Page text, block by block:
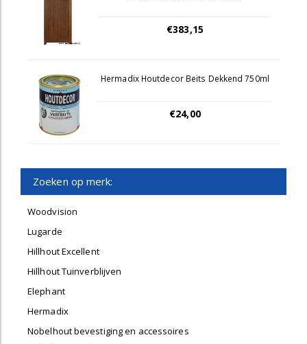
€383,15
Hermadix Houtdecor Beits Dekkend 750ml
€24,00
Zoeken op merk:
Woodvision
Lugarde
Hillhout Excellent
Hillhout Tuinverblijven
Elephant
Hermadix
Nobelhout bevestiging en accessoires